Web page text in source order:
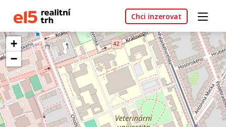
Chci inzerovat
+
−